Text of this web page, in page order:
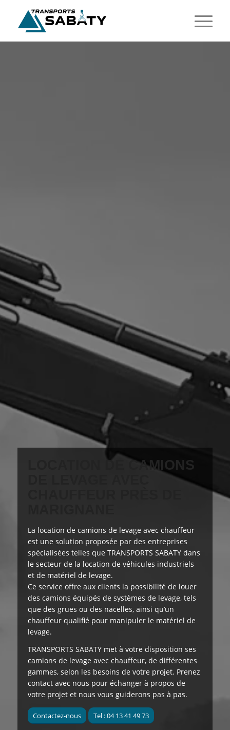
LOCATION DE CAMIONS
La location de camions de levage avec chauffeur
est une solution proposée par des entreprises
spécialisées telles que TRANSPORTS SABATY dans
le secteur de la location de véhicules industriels
et de matériel de levage.
Ce service offre aux clients la possibilité de louer
des camions équipés de systèmes de levage, tels
que des grues ou des nacelles, ainsi qu’un
chauffeur qualifié pour manipuler le matériel de
levage.
TRANSPORTS SABATY met à votre disposition ses
camions de levage avec chauffeur, de différentes
gammes, selon les besoins de votre projet. Prenez
contact avec nous pour échanger à propos de
votre projet et nous vous guiderons pas à pas.
Contactez-nous Tel : 04 13 41 49 73